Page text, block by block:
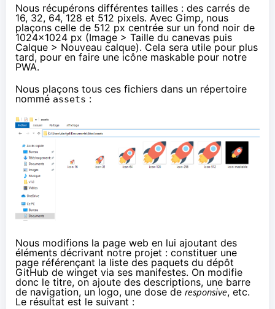
Nous récupérons différentes tailles : des carrés de
16, 32, 64, 128 et 512 pixels. Avec Gimp, nous
plaçons celle de 512 px centrée sur un fond noir de
1024x1024 px (Image > Taille du canevas puis
Calque > Nouveau calque). Cela sera utile pour plus
tard, pour en faire une icône maskable pour notre
PWA.
Nous plaçons tous ces fichiers dans un répertoire
nommé assets :
Nous modifions la page web en lui ajoutant des
éléments décrivant notre projet : constituer une
page référençant la liste des paquets du dépôt
GitHub de winget via ses manifestes. On modifie
donc le titre, on ajoute des descriptions, une barre
de navigation, un logo, une dose de responsive, etc.
Le résultat est le suivant :